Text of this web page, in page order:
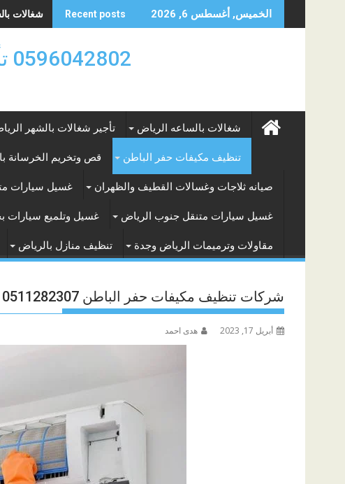
to
الخميس, أغسطس 6, 2026 Recent posts شغالات
0596042802 تأجير العماله المنزليه بالساعه والشهر بالرياض
شغالات بالساعه الرياض تأجير شغالات بالشهر
تنظيف مكيفات حفر الباطن قص وتخريم الخرسانة
صيانه ثلاجات وغسالات القطيف والظهران غسيل سيارات
غسيل سيارات متنقل جنوب الرياض غسيل وتلميع سيارات
مقاولات وترميمات الرياض وجدة تنظيف منازل بالرياض
شركات تنظيف مكيفات حفر الباطن 0511282307
أبريل 17, 2023 هدى احمد